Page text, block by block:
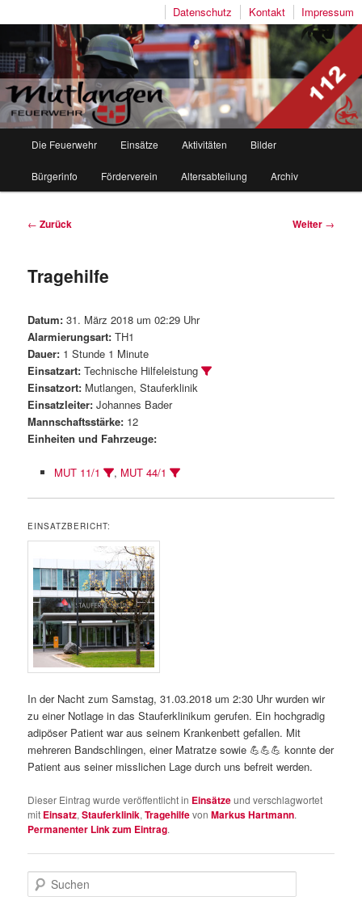
Impressum
Kontakt
Datenschutz
Freiwillige Feuerwehr Mutlangen
Zum
Inhalt
Zum
sekundären
Die Feuerwehr Einsätze Aktivitäten Bilder
Bürgerinfo Förderverein Altersabteilung Archiv
Beitragsnavigation
← Zurück Weiter →
Tragehilfe
Datum: 31. März 2018 um 02:29 Uhr
Alarmierungsart: TH1
Dauer: 1 Stunde 1 Minute
Einsatzart: Technische Hilfeleistung
Einsatzort: Mutlangen, Stauferklinik
Einsatzleiter: Johannes Bader
Mannschaftsstärke: 12
Einheiten und Fahrzeuge:
MUT 11/1 , MUT 44/1
EINSATZBERICHT:
In der Nacht zum Samstag, 31.03.2018 um 2:30 Uhr wurden wir
zu einer Notlage in das Stauferklinikum gerufen. Ein hochgradig
adipöser Patient war aus seinem Krankenbett gefallen. Mit
mehreren Bandschlingen, einer Matratze sowie💪💪💪 konnte der
Patient aus seiner misslichen Lage durch uns befreit werden.
Dieser Eintrag wurde veröffentlicht in Einsätzeund verschlagwortet
mit Einsatz,Stauferklinik,TragehilfevonMarkus Hartmann.
Permanenter Link zum Eintrag.
u